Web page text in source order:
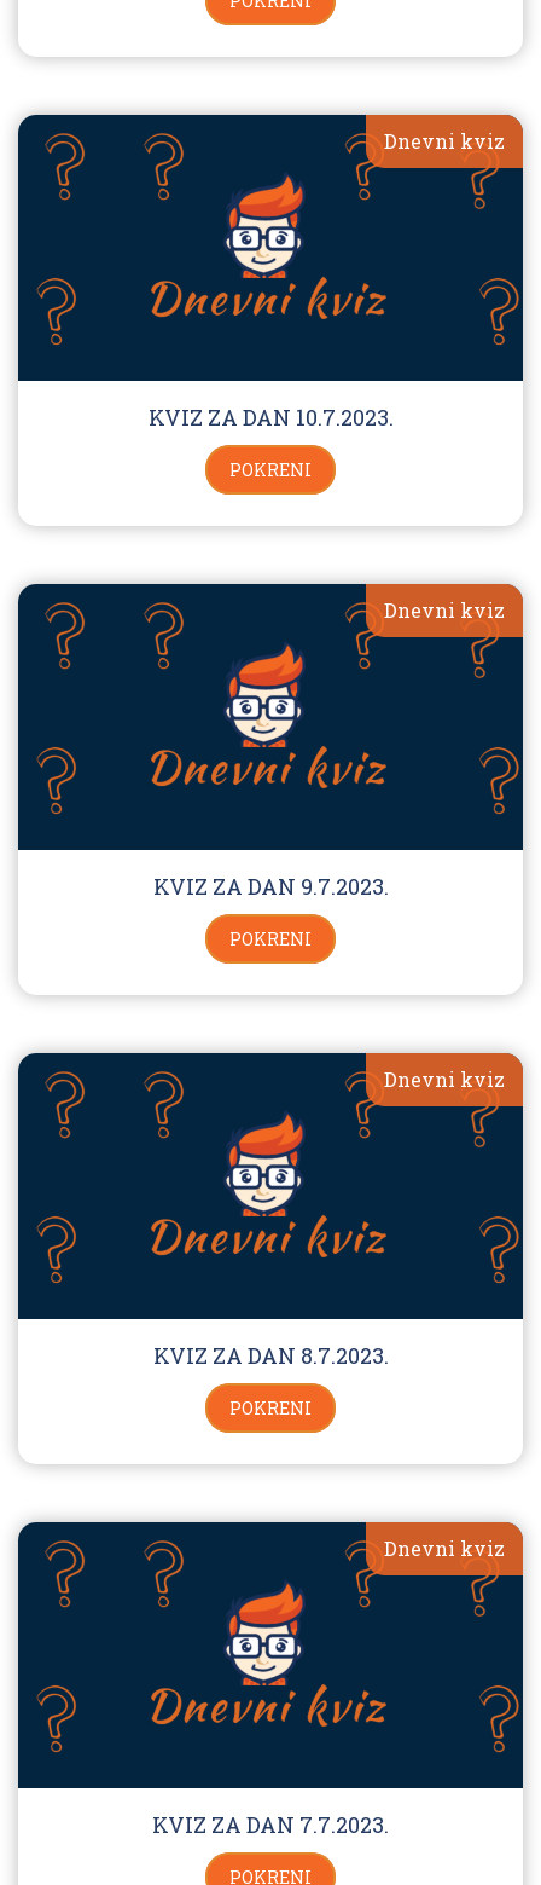
Dnevni kviz
KVIZ ZA DAN 10.7.2023.
POKRENI
Dnevni kviz
KVIZ ZA DAN 9.7.2023.
POKRENI
Dnevni kviz
KVIZ ZA DAN 8.7.2023.
POKRENI
Dnevni kviz
KVIZ ZA DAN 7.7.2023.
POKRENI